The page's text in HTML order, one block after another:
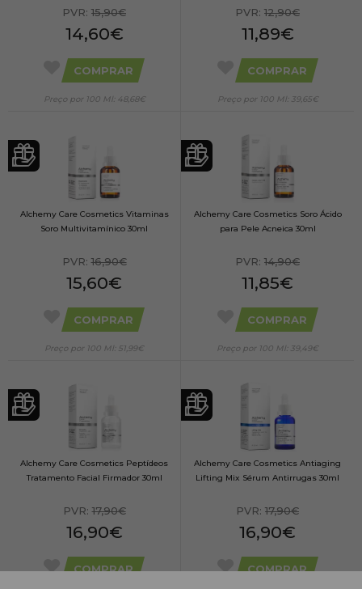
PVR: 15,90€
14,60€
COMPRAR
Preço por 100 Ml: 48,68€
PVR: 12,90€
11,89€
COMPRAR
Preço por 100 Ml: 39,65€
Alchemy Care Cosmetics Vitaminas
Soro Multivitamínico 30ml
PVR:16,90€
15,60€
COMPRAR
Preço por 100 Ml: 51,99€
Alchemy Care Cosmetics Soro Ácido
para Pele Acneica 30ml
PVR: 14,90€
11,85€
COMPRAR
Preço por 100 Ml: 39,49€
Alchemy Care Cosmetics Peptídeos
Tratamento Facial Firmador 30ml
PVR:17,90€
16,90€
COMPRAR
Alchemy Care Cosmetics Antiaging
Lifting Mix Sérum Antirrugas 30ml
PVR: 17,90€
16,90€
COMPRAR